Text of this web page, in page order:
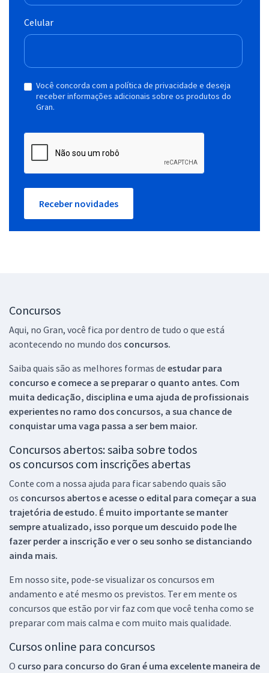
Celular
Você concorda com a política de privacidade e deseja
receber informações adicionais sobre os produtos do
Gran.
Receber novidades
Concursos
Aqui, no Gran, você fica por dentro de tudo o que está
acontecendo no mundo dos concursos.
Saiba quais são as melhores formas de estudar para
concurso e comece a se preparar o quanto antes. Com
muita dedicação, disciplina e uma ajuda de profissionais
experientes no ramo dos concursos, a sua chance de
conquistar uma vaga passa a ser bem maior.
Concursos abertos: saiba sobre todos
os concursos com inscrições abertas
Conte com a nossa ajuda para ficar sabendo quais são
os concursos abertos e acesse o edital para começar a sua
trajetória de estudo. É muito importante se manter
sempre atualizado, isso porque um descuido pode lhe
fazer perder a inscrição e ver o seu sonho se distanciando
ainda mais.
Em nosso site, pode-se visualizar os concursos em
andamento e até mesmo os previstos. Ter em mente os
concursos que estão por vir faz com que você tenha como se
preparar com mais calma e com muito mais qualidade.
Cursos online para concursos
O curso para concurso do Gran é uma excelente maneira de